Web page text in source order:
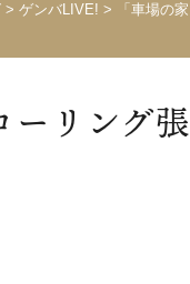
> ゲンバLIVE! >
「車場の家
ーリング張